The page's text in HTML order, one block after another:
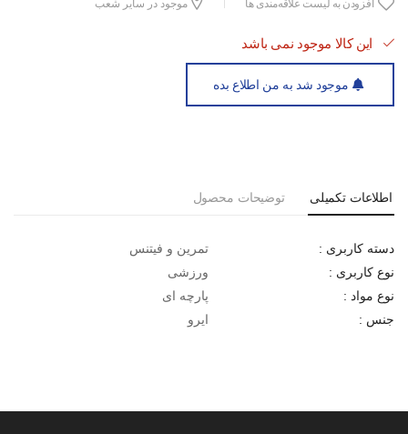
افزودن به لیست علاقه‌مندی ها موجود در سایر شعب
این کالا موجود نمی باشد
موجود شد به من اطلاع بده
اطلاعات تکمیلی توضیحات محصول
دسته کاربری : تمرین و فیتنس
نوع کاربری : ورزشی
نوع مواد : پارچه ای
جنس : ایرو